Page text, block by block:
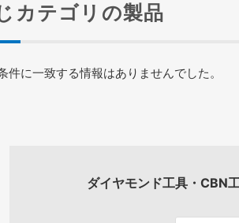
カテゴリの製品
件に一致する情報はありませんでした。
ダイヤモンド工具・CBN